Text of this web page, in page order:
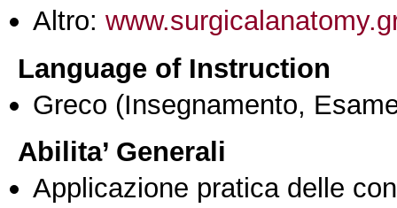
Altro:
Language of Instruction
Greco (Insegnamento,
Abilita’ Generali
Applicazione pratica delle